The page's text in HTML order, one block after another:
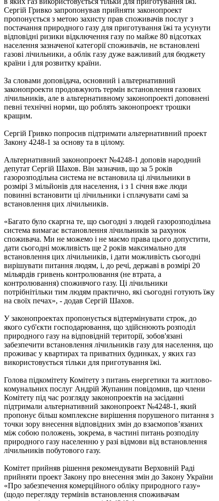
Сергій Гривко запропонував прийняти законопроект
пропонується з метою захисту прав споживачів послуг з
постачання природного газу для приготування їжі та усунути
відповідні ризики відключення газу по майже 80 відсотках
населення зазначеної категорії споживачів, не встановлені
газові лічильники, а облік газу дуже важливий для бюджету
країни і для розвитку країни.
За словами доповідача, основний і альтернативний
законопроекти продовжують термін встановлення газових
лічильників, але в альтернативному законопроекті доповнені
певні технічні норми, що роблять законопроект трошки
кращим.
Сергій Гривко попросив підтримати альтернативний проект
Закону 4248-1 за основу та в цілому.
Альтернативний законопроект №4248-1 доповів народний
депутат Сергій Шахов. Він зазначив, що за 5 років
газорозподільна система не встановила ці лічильники в
розмірі 3 мільйонів для населення, і з 1 січня вже люди
повинні встановити ці лічильники і сплачувати самі за
встановлення цих лічильників.
«Багато було скаргна те, що сьогодні з людей газорозподільна
система вимагає встановлення лічильників за рахунок
споживача. Ми не можемо і не маємо права цього допустити,
дати сьогодні можливість ще 2 років максимально для
встановлення цих лічильників, і дати можливість сьогодні
вирішувати питання людям, і, до речі, державі в розмірі 20
мільярдів гривень контролювання (не втрата, а
контролювання) споживчого газу. Ці лічильники
потрібнітільки тим людям практично, які сьогодні готують їжу
на своїх печах», - додав Сергій Шахов.
У законопроектах пропонується відтермінувати строк, до
якого суб'єкти господарювання, що здійснюють розподіл
природного газу на відповідній території, зобов'язані
забезпечити встановлення лічильників газу для населення, що
проживає у квартирах та приватних будинках, у яких газ
використовується тільки для приготування їжі.
Голова підкомітету Комітету з питань енергетики та житлово-
комунальних послуг Андрій Жупанин повідомив, що члени
Комітету під час розгляду законопроектів на засіданні
підтримали альтернативний законопроект №4248-1, який
пропонує більш комплексне вирішення порушеного питання з
точки зору внесення відповідних змін до взаємопов’язаних
між собою положень, зокрема, в частині питань розподілу
природного газу населенню у разі відмови від встановлення
лічильників побутового газу.
Комітет прийняв рішення рекомендувати Верховній Раді
прийняти проект Закону про внесення змін до Закону України
«Про забезпечення комерційного обліку природного газу»
(щодо перегляду термінів встановлення споживачам